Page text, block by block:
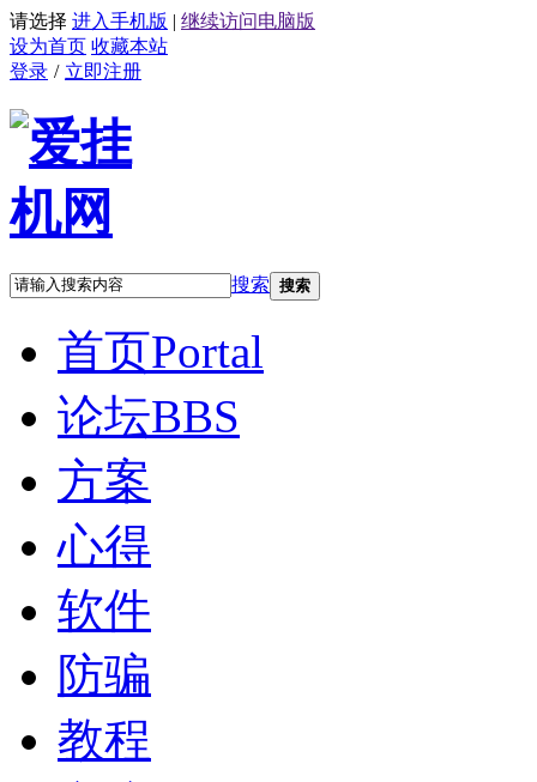
请选择 进入手机版 | 继续访问电脑版
设为首页 收藏本站
登录 / 立即注册
搜索 搜索
首页Portal
论坛BBS
方案
心得
软件
防骗
教程